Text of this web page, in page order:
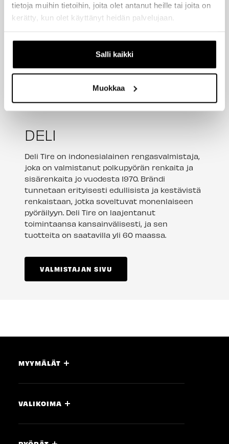
tietoja muihin tietoihin, joita olet antanut heille tai joita on
kerätty, kun olet käyttänyt heidän palvelujaan.
Salli kaikki
Muokkaa
DELI
Deli Tire on indonesialainen rengasvalmistaja,
joka on valmistanut polkupyörän renkaita ja
sisärenkaita jo vuodesta 1970. Brändi
tunnetaan erityisesti edullisista ja kestävistä
renkaistaan, jotka soveltuvat monenlaiseen
pyöräilyyn. Deli Tire on laajentanut
toimintaansa kansainvälisesti, ja sen
tuotteita on saatavilla yli 60 maassa.
VALMISTAJAN SIVU
MYYMÄLÄT
VALIKOIMA